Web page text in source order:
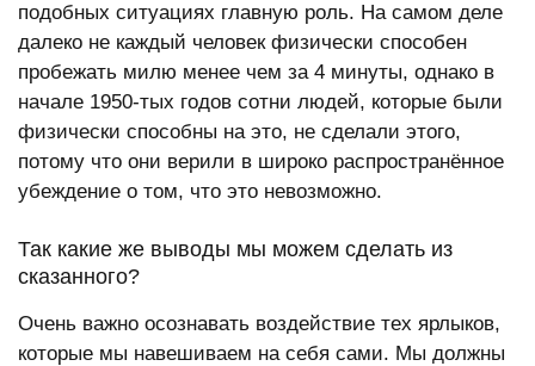
подобных ситуациях главную роль. На самом деле
далеко не каждый человек физически способен
пробежать милю менее чем за 4 минуты, однако в
начале 1950-тых годов сотни людей, которые были
физически способны на это, не сделали этого,
потому что они верили в широко распространённое
убеждение о том, что это невозможно.
Так какие же выводы мы можем сделать из
сказанного?
Очень важно осознавать воздействие тех ярлыков,
которые мы навешиваем на себя сами. Мы должны